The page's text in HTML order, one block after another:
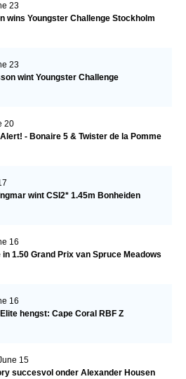
23
wins Youngster Challenge Stockholm
23
wint Youngster Challenge
20
- Bonaire 5 & Twister de la Pomme
wint CSI2* 1.45m Bonheiden
16
in 1.50 Grand Prix van Spruce Meadows
16
hengst: Cape Coral RBF Z
15
succesvol onder Alexander Housen